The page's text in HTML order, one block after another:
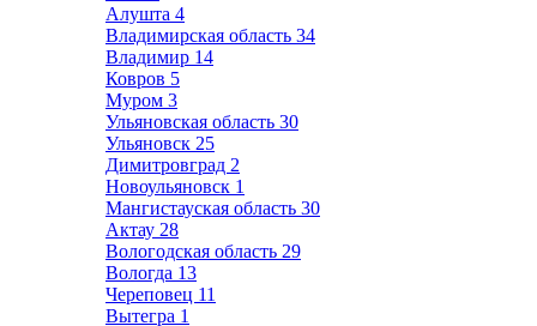
Алушта 4
Владимирская область 34
Владимир 14
Ковров 5
Муром 3
Ульяновская область 30
Ульяновск 25
Димитровград 2
Новоульяновск 1
Мангистауская область 30
Актау 28
Вологодская область 29
Вологда 13
Череповец 11
Вытегра 1